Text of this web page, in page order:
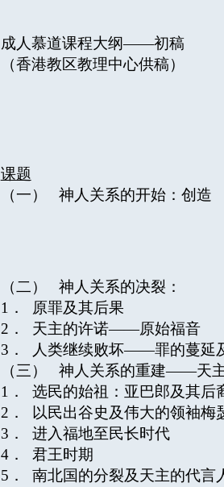
成人慕道课程大纲——初稿
（香港教区教理中心供稿）
课题
（一） 神人关系的开始：创造
（二） 神人关系的决裂：
1． 原罪及其后果
2． 天主的许诺——原始福音
3． 人类继续败坏——罪的蔓延
（三） 神人关系的重建——天
1． 选民的始祖：亚巴郎及其后
2． 以民出谷史及伟大的领袖梅
3． 进入福地至民长时代
4． 君王时期
5． 南北国的分裂及天主的代言